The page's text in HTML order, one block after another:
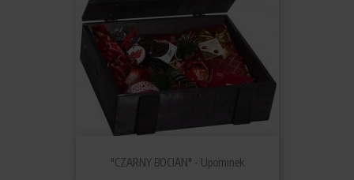
"CZARNY BOCIAN" - Upominek